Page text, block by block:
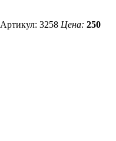
Артикул: 3258 Цена: 250